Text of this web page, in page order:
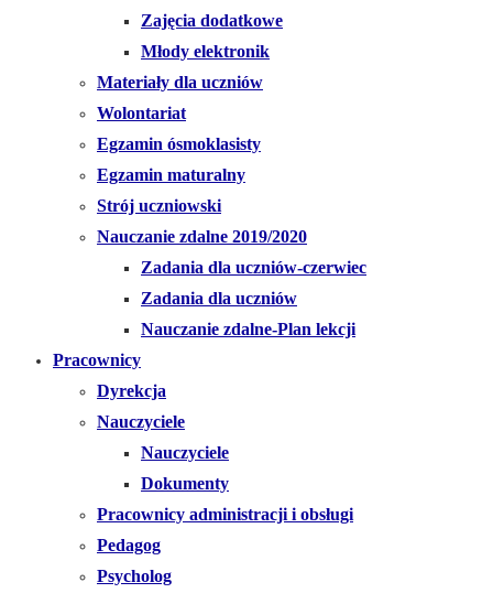
Zajęcia dodatkowe
Młody elektronik
Materiały dla uczniów
Wolontariat
Egzamin ósmoklasisty
Egzamin maturalny
Strój uczniowski
Nauczanie zdalne 2019/2020
Zadania dla uczniów-czerwiec
Zadania dla uczniów
Nauczanie zdalne-Plan lekcji
Pracownicy
Dyrekcja
Nauczyciele
Nauczyciele
Dokumenty
Pracownicy administracji i obsługi
Pedagog
Psycholog